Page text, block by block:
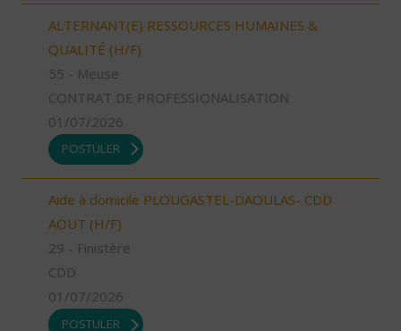
ALTERNANT(E) RESSOURCES HUMAINES &
QUALITÉ (H/F)
55 - Meuse
CONTRAT DE PROFESSIONALISATION
01/07/2026
POSTULER
Aide à domicile PLOUGASTEL-DAOULAS- CDD
AOUT (H/F)
29 - Finistère
CDD
01/07/2026
POSTULER